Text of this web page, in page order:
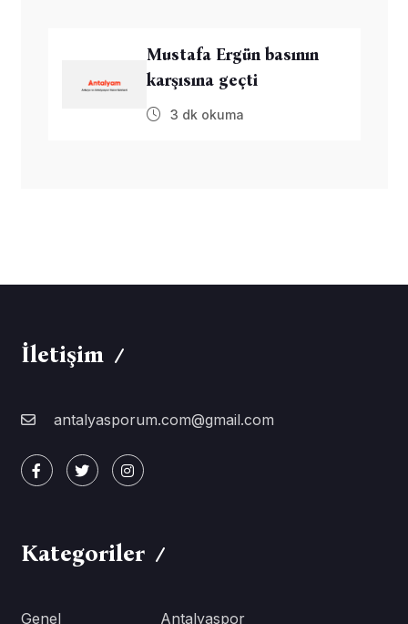
Mustafa Ergün basının
karşısına geçti
3 dk okuma
İletişim
antalyasporum.com@gmail.com
Kategoriler
Genel Antalyaspor